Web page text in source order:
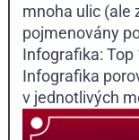
mnoha ulic (ale
pojmenovány
Infografika: Top
Infografika
v jednotlivých